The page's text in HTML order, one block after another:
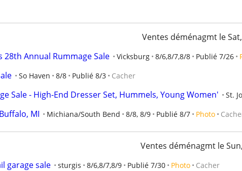
Ventes déménagmt le
Annual Rummage Sale
Vicksburg 8/6,8/7,8/8 Publié 7/26
So Haven 8/8 Publié 8/3 Cacher
Sale - High-End Dresser Set, Hummels, Young Women' St.
MI Michiana/South Bend 8/8, 8/9 Publié 8/7 Photo
Ventes déménagmt le
garage sale
sturgis 8/6,8/7,8/9 Publié 7/30 Photo Cacher